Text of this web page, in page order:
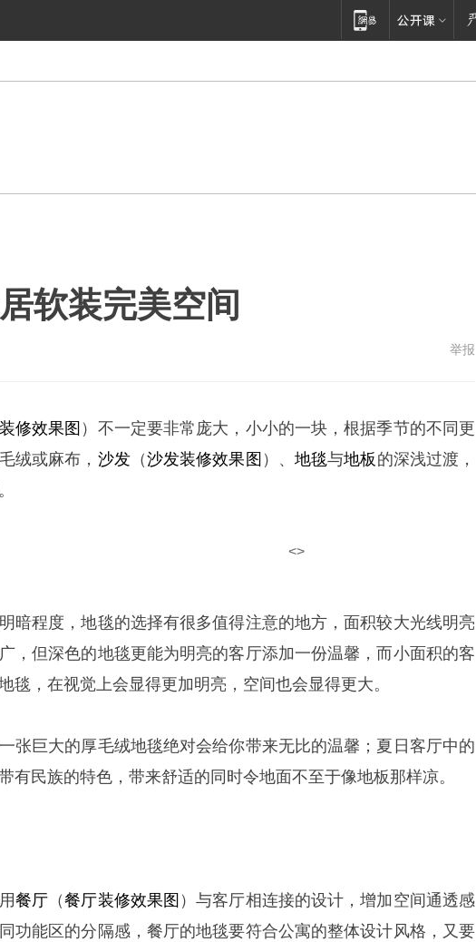
软装完美空间
举报
修效果图 ）不一定要非常庞大，小小的一块，根据季节的不同更
绒或麻布， 沙发（沙发装修效果图 ）、 地毯与地板 的深浅过渡，
<>
暗程度，地毯的选择有很多值得注意的地方，面积较大光线明亮
，但深色的地毯更能为明亮的客厅添加一份温馨，而小面积的客
毯，在视觉上会显得更加明亮，空间也会显得更大。
张巨大的厚毛绒地毯绝对会给你带来无比的温馨；夏日客厅中的
有民族的特色，带来舒适的同时令地面不至于像地板那样凉。
餐厅 （餐厅装修效果图 ）与客厅相连接的设计，增加空间通透感
功能区的分隔感，餐厅的地毯要符合公寓的整体设计风格，又要